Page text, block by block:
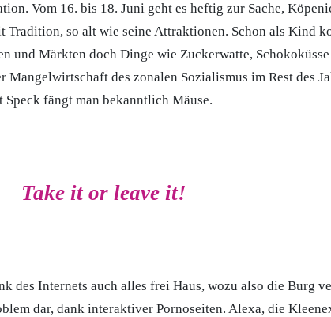
Vom 16. bis 18. Juni geht es heftig zur Sache,
Tradition, so alt wie seine Attraktionen. Schon als Kind
und Märkten doch Dinge wie Zuckerwatte,
des zonalen Sozialismus im Rest des
fängt man bekanntlich Mäuse.
Take it or leave it!
des Internets auch alles frei Haus, wozu also die Burg
dar, dank interaktiver Pornoseiten. Alexa, die